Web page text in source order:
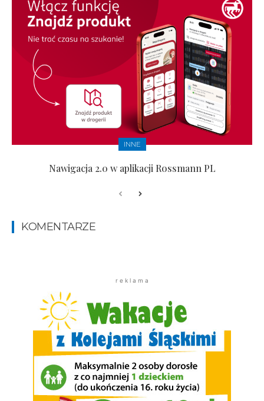
INNE
Nawigacja 2.0 w aplikacji Rossmann PL
KOMENTARZE
r e k l a m a